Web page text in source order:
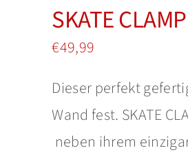
SKATE
€49,99
Dieser perfekt
Wand fest. SKATE
neben ihrem